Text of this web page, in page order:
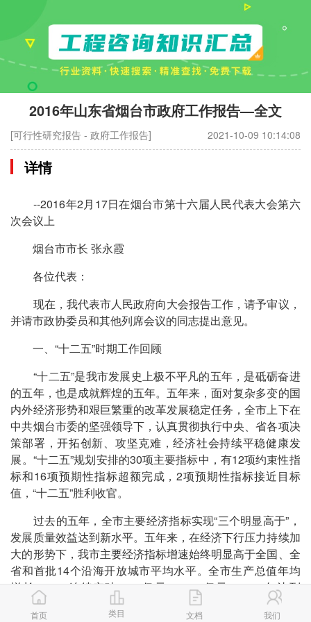
2016年山东省烟台市政府工作报告—全文
[可行性研究报告 - 政府工作报告] 2021-10-09 10:14:08
详情
--2016年2月17日在烟台市第十六届人民代表大会第六
次会议上
烟台市市长 张永霞
各位代表：
现在，我代表市人民政府向大会报告工作，请予审议，
并请市政协委员和其他列席会议的同志提出意见。
一、“十二五”时期工作回顾
“十二五”是我市发展史上极不平凡的五年，是砥砺奋进
的五年，也是成就辉煌的五年。五年来，面对复杂多变的国
内外经济形势和艰巨繁重的改革发展稳定任务，全市上下在
中共烟台市委的坚强领导下，认真贯彻执行中央、省各项决
策部署，开拓创新、攻坚克难，经济社会持续平稳健康发
展。“十二五”规划安排的30项主要指标中，有12项约束性指
标和16项预期性指标超额完成，2项预期性指标接近目标
值，“十二五”胜利收官。
过去的五年，全市主要经济指标实现“三个明显高于”，
发展质量效益达到新水平。五年来，在经济下行压力持续加
大的形势下，我市主要经济指标增速始终明显高于全国、全
省和首批14个沿海开放城市平均水平。全市生产总值年均
增长10%，连续突破5000亿元、6000亿元，2015年达到
6446.1亿元，人均生产总值是“十一五”末的1.6倍、达到中高
首页 类目 文档 我们